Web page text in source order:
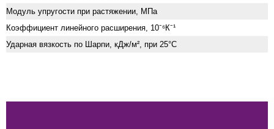
Модуль упругости при растяжении, МПа
Коэффициент линейного расширения, 10⁻⁶К⁻¹
Ударная вязкость по Шарпи, кДж/м², при 25°С